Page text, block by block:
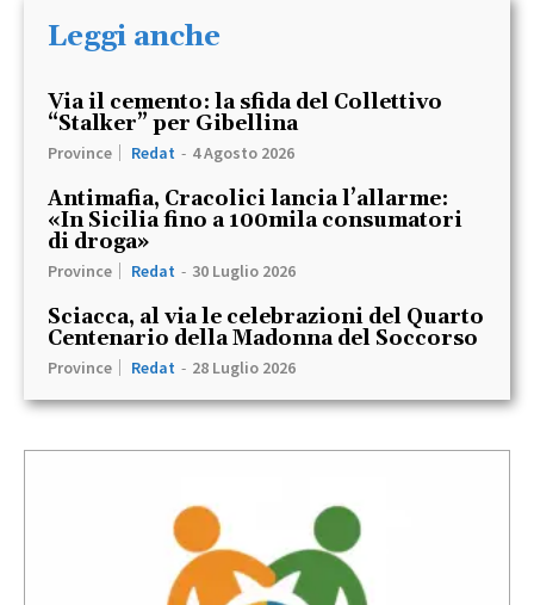
Leggi anche
Via il cemento: la sfida del Collettivo
“Stalker” per Gibellina
Province Redat - 4 Agosto 2026
Antimafia, Cracolici lancia l’allarme:
«In Sicilia fino a 100mila consumatori
di droga»
Province Redat - 30 Luglio 2026
Sciacca, al via le celebrazioni del Quarto
Centenario della Madonna del Soccorso
Province Redat - 28 Luglio 2026